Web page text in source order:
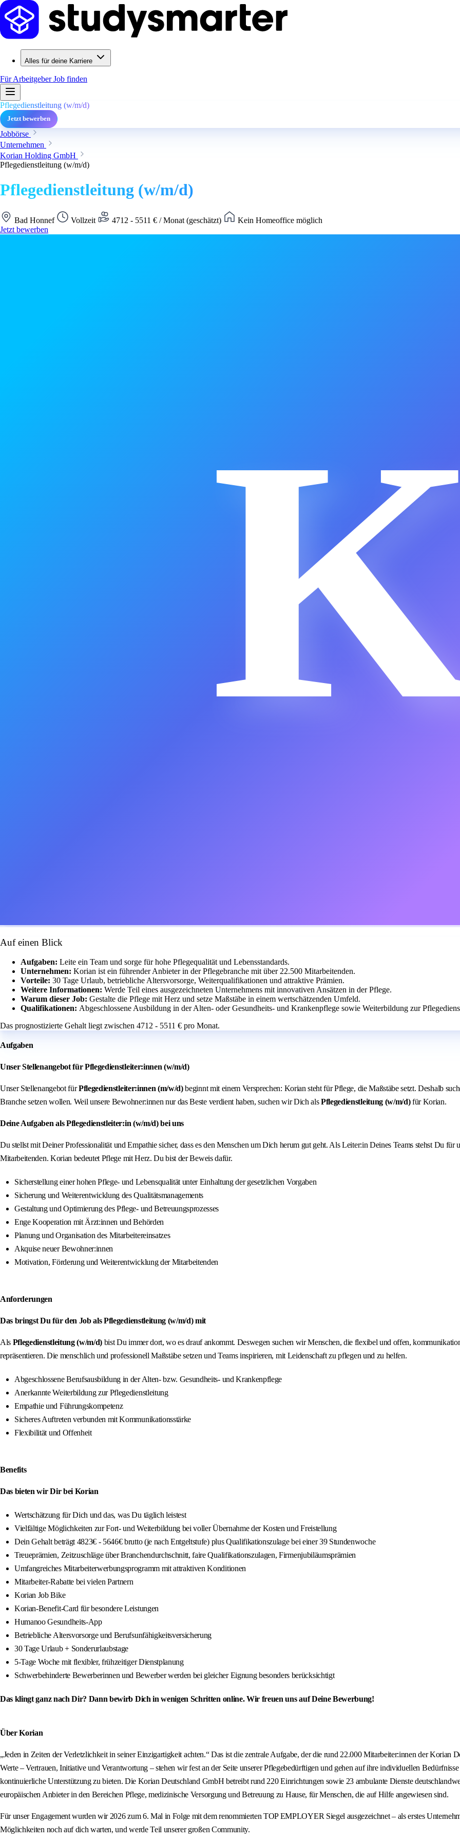
Alles für deine Karriere
Für ArbeitgeberJob finden
Pflegedienstleitung (w/m/d)
Jetzt bewerben
Jobbörse
Unternehmen
Korian Holding GmbH
Pflegedienstleitung (w/m/d)
Pflegedienstleitung (w/m/d)
Bad Honnef Vollzeit 4712 - 5511 € / Monat (geschätzt)
Kein Homeoffice möglich
Jetzt bewerben
Auf einen Blick
Aufgaben: Leite ein Team und sorge für hohe Pflegequalität und Lebensstandards.
Unternehmen: Korian ist ein führender Anbieter in der Pflegebranche mit über 22.500 Mitarbeitenden.
Vorteile: 30 Tage Urlaub, betriebliche Altersvorsorge, Weiterqualifikationen und attraktive Prämien.
Weitere Informationen: Werde Teil eines ausgezeichneten Unternehmens mit innovativen Ansätzen in der Pflege.
Warum dieser Job: Gestalte die Pflege mit Herz und setze Maßstäbe in einem wertschätzenden Umfeld.
Qualifikationen: Abgeschlossene Ausbildung in der Alten- oder Gesundheits- und Krankenpflege sowie Weiterbildung zur
Das prognostizierte Gehalt liegt zwischen 4712 - 5511 € pro Monat.
Aufgaben
Unser Stellenangebot für Pflegedienstleiter:innen (w/m/d)
Unser Stellenangebot fürPflegedienstleiter:innen (m/w/d)beginnt mit einem Versprechen: Korian steht für Pflege, die Maßstäbe setzt. Deshalb
Branche setzen wollen. Weil unsere Bewohner:innen nur das Beste verdient haben, suchen wir Dich alsPflegedienstleitung (w/m/d)für Korian.
Deine Aufgaben als Pflegedienstleiter:in (w/m/d) bei uns
Du stellst mit Deiner Professionalität und Empathie sicher, dass es den Menschen um Dich herum gut geht. Als Leiter:in Deines Teams stehst Du für
Mitarbeitenden. Korian bedeutet Pflege mit Herz. Du bist der Beweis dafür.
Sicherstellung einer hohen Pflege- und Lebensqualität unter Einhaltung der gesetzlichen Vorgaben
Sicherung und Weiterentwicklung des Qualitätsmanagements
Gestaltung und Optimierung des Pflege- und Betreuungsprozesses
Enge Kooperation mit Ärzt:innen und Behörden
Planung und Organisation des Mitarbeitereinsatzes
Akquise neuer Bewohner:innen
Motivation, Förderung und Weiterentwicklung der Mitarbeitenden
Anforderungen
Das bringst Du für den Job als Pflegedienstleitung (w/m/d) mit
Als Pflegedienstleitung (w/m/d) bist Du immer dort, wo es drauf ankommt. Deswegen suchen wir Menschen, die flexibel und offen,
repräsentieren. Die menschlich und professionell Maßstäbe setzen und Teams inspirieren, mit Leidenschaft zu pflegen und zu helfen.
Abgeschlossene Berufsausbildung in der Alten- bzw. Gesundheits- und Krankenpflege
Anerkannte Weiterbildung zur Pflegedienstleitung
Empathie und Führungskompetenz
Sicheres Auftreten verbunden mit Kommunikationsstärke
Flexibilität und Offenheit
Benefits
Das bieten wir Dir bei Korian
Wertschätzung für Dich und das, was Du täglich leistest
Vielfältige Möglichkeiten zur Fort- und Weiterbildung bei voller Übernahme der Kosten und Freistellung
Dein Gehalt beträgt 4823€ - 5646€ brutto (je nach Entgeltstufe) plus Qualifikationszulage bei einer 39 Stundenwoche
Treueprämien, Zeitzuschläge über Branchendurchschnitt, faire Qualifikationszulagen, Firmenjubiläumsprämien
Umfangreiches Mitarbeiterwerbungsprogramm mit attraktiven Konditionen
Mitarbeiter-Rabatte bei vielen Partnern
Korian Job Bike
Korian-Benefit-Card für besondere Leistungen
Humanoo Gesundheits-App
Betriebliche Altersvorsorge und Berufsunfähigkeitsversicherung
30 Tage Urlaub + Sonderurlaubstage
5-Tage Woche mit flexibler, frühzeitiger Dienstplanung
Schwerbehinderte Bewerberinnen und Bewerber werden bei gleicher Eignung besonders berücksichtigt
Das klingt ganz nach Dir? Dann bewirb Dich in wenigen Schritten online. Wir freuen uns auf Deine Bewerbung!
Über Korian
„Jeden in Zeiten der Verletzlichkeit in seiner Einzigartigkeit achten.“ Das ist die zentrale Aufgabe, der die rund 22.000 Mitarbeiter:innen der Korian
Werte – Vertrauen, Initiative und Verantwortung – stehen wir fest an der Seite unserer Pflegebedürftigen und gehen auf ihre individuellen
kontinuierliche Unterstützung zu bieten. Die Korian Deutschland GmbH betreibt rund 220 Einrichtungen sowie 23 ambulante Dienste
europäischen Anbieter in den Bereichen Pflege, medizinische Versorgung und Betreuung zu Hause, für Menschen, die auf Hilfe angewiesen sind.
Für unser Engagement wurden wir 2026 zum 6. Mal in Folge mit dem renommierten TOP EMPLOYER Siegel ausgezeichnet – als erstes
Möglichkeiten noch auf dich warten, und werde Teil unserer großen Community.